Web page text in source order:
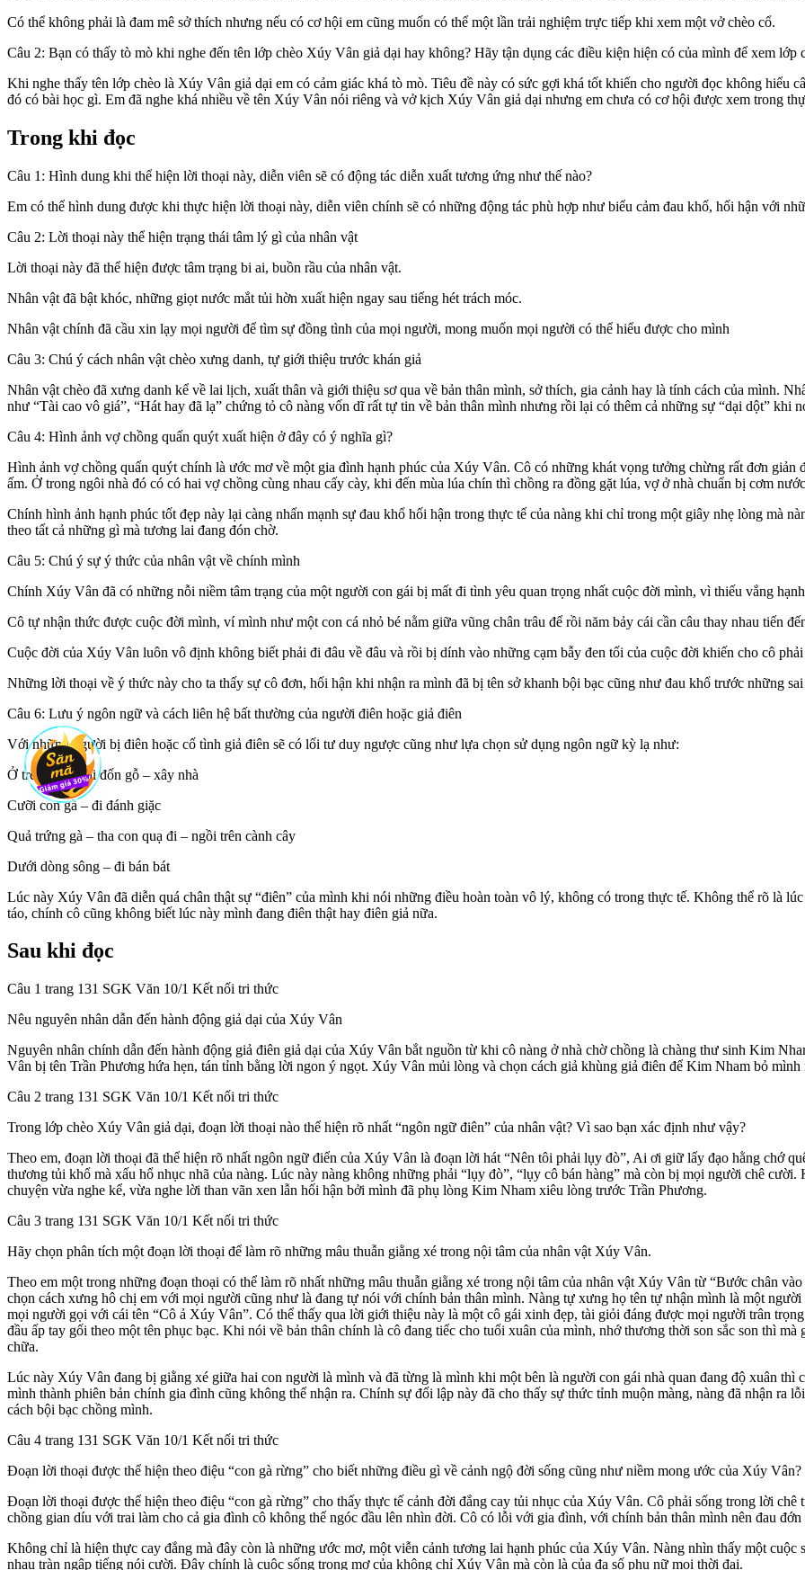
Có thể không phải là đam mê sở thích nhưng nếu có cơ hội em cũng muốn có thể một lần trải nghiệm trực tiếp khi xem một vở chèo cổ.
Câu 2: Bạn có thấy tò mò khi nghe đến tên lớp chèo Xúy Vân giả dại hay không? Hãy tận dụng các điều kiện hiện có của mình để xem
Khi nghe thấy tên lớp chèo là Xúy Vân giả dại em có cảm giác khá tò mò. Tiêu đề này có sức gợi khá tốt khiến cho người đọc không hiểu
đó có bài học gì. Em đã nghe khá nhiều về tên Xúy Vân nói riêng và vở kịch Xúy Vân giả dại nhưng em chưa có cơ hội được xem trong
Trong khi đọc
Câu 1: Hình dung khi thể hiện lời thoại này, diễn viên sẽ có động tác diễn xuất tương ứng như thế nào?
Em có thể hình dung được khi thực hiện lời thoại này, diễn viên chính sẽ có những động tác phù hợp như biểu cảm đau khổ, hối hận với
Câu 2: Lời thoại này thể hiện trạng thái tâm lý gì của nhân vật
Lời thoại này đã thể hiện được tâm trạng bi ai, buồn rầu của nhân vật.
Nhân vật đã bật khóc, những giọt nước mắt tủi hờn xuất hiện ngay sau tiếng hét trách móc.
Nhân vật chính đã cầu xin lạy mọi người để tìm sự đồng tình của mọi người, mong muốn mọi người có thể hiểu được cho mình
Câu 3: Chú ý cách nhân vật chèo xưng danh, tự giới thiệu trước khán giả
Nhân vật chèo đã xưng danh kể về lai lịch, xuất thân và giới thiệu sơ qua về bản thân mình, sở thích, gia cảnh hay là tính cách của mình.
như “Tài cao vô giá”, “Hát hay đã lạ” chứng tỏ cô nàng vốn dĩ rất tự tin về bản thân mình nhưng rồi lại có thêm cả những sự “dại dột” khi
Câu 4: Hình ảnh vợ chồng quấn quýt xuất hiện ở đây có ý nghĩa gì?
Hình ảnh vợ chồng quấn quýt chính là ước mơ về một gia đình hạnh phúc của Xúy Vân. Cô có những khát vọng tưởng chừng rất đơn
ấm. Ở trong ngôi nhà đó có có hai vợ chồng cùng nhau cấy cày, khi đến mùa lúa chín thì chồng ra đồng gặt lúa, vợ ở nhà chuẩn bị cơm
Chính hình ảnh hạnh phúc tốt đẹp này lại càng nhấn mạnh sự đau khổ hối hận trong thực tế của nàng khi chỉ trong một giây nhẹ lòng mà
theo tất cả những gì mà tương lai đang đón chờ.
Câu 5: Chú ý sự ý thức của nhân vật về chính mình
Chính Xúy Vân đã có những nỗi niềm tâm trạng của một người con gái bị mất đi tình yêu quan trọng nhất cuộc đời mình, vì thiếu vắng
Cô tự nhận thức được cuộc đời mình, ví mình như một con cá nhỏ bé nằm giữa vũng chân trâu để rồi năm bảy cái cần câu thay nhau tiến
Cuộc đời của Xúy Vân luôn vô định không biết phải đi đâu về đâu và rồi bị dính vào những cạm bẫy đen tối của cuộc đời khiến cho cô
Những lời thoại về ý thức này cho ta thấy sự cô đơn, hối hận khi nhận ra mình đã bị tên sở khanh bội bạc cũng như đau khổ trước những
Câu 6: Lưu ý ngôn ngữ và cách liên hệ bất thường của người điên hoặc giả điên
Với những người bị điên hoặc cố tình giả điên sẽ có lối tư duy ngược cũng như lựa chọn sử dụng ngôn ngữ kỳ lạ như:
Ở trên biển – đi đốn gỗ – xây nhà
Cưỡi con gà – đi đánh giặc
Quả trứng gà – tha con quạ đi – ngồi trên cành cây
Dưới dòng sông – đi bán bát
Lúc này Xúy Vân đã diễn quá chân thật sự “điên” của mình khi nói những điều hoàn toàn vô lý, không có trong thực tế. Không thể rõ là
táo, chính cô cũng không biết lúc này mình đang điên thật hay điên giả nữa.
Sau khi đọc
Câu 1 trang 131 SGK Văn 10/1 Kết nối tri thức
Nêu nguyên nhân dẫn đến hành động giả dại của Xúy Vân
Nguyên nhân chính dẫn đến hành động giả điên giả dại của Xúy Vân bắt nguồn từ khi cô nàng ở nhà chờ chồng là chàng thư sinh Kim
Vân bị tên Trần Phương hứa hẹn, tán tỉnh bằng lời ngon ý ngọt. Xúy Vân mủi lòng và chọn cách giả khùng giả điên để Kim Nham bỏ mình
Câu 2 trang 131 SGK Văn 10/1 Kết nối tri thức
Trong lớp chèo Xúy Vân giả dại, đoạn lời thoại nào thể hiện rõ nhất “ngôn ngữ điên” của nhân vật? Vì sao bạn xác định như vậy?
Theo em, đoạn lời thoại đã thể hiện rõ nhất ngôn ngữ điển của Xúy Vân là đoạn lời hát “Nên tôi phải lụy đò”, Ai ơi giữ lấy đạo hằng chớ
thương tủi khổ mà xấu hổ nhục nhã của nàng. Lúc này nàng không những phải “lụy đò”, “lụy cô bán hàng” mà còn bị mọi người chê
chuyện vừa nghe kể, vừa nghe lời than vãn xen lẫn hối hận bởi mình đã phụ lòng Kim Nham xiêu lòng trước Trần Phương.
Câu 3 trang 131 SGK Văn 10/1 Kết nối tri thức
Hãy chọn phân tích một đoạn lời thoại để làm rõ những mâu thuẫn giằng xé trong nội tâm của nhân vật Xúy Vân.
Theo em một trong những đoạn thoại có thể làm rõ nhất những mâu thuẫn giằng xé trong nội tâm của nhân vật Xúy Vân từ “Bước chân
chọn cách xưng hô chị em với mọi người cũng như là đang tự nói với chính bản thân mình. Nàng tự xưng họ tên tự nhận mình là một người
mọi người gọi với cái tên “Cô ả Xúy Vân”. Có thể thấy qua lời giới thiệu này là một cô gái xinh đẹp, tài giỏi đáng được mọi người trân
đầu ấp tay gối theo một tên phục bạc. Khi nói về bản thân chính là cô đang tiếc cho tuổi xuân của mình, nhớ thương thời son sắc son thì
chữa.
Lúc này Xúy Vân đang bị giằng xé giữa hai con người là mình và đã từng là mình khi một bên là người con gái nhà quan đang độ xuân
mình thành phiên bản chính gia đình cũng không thể nhận ra. Chính sự đối lập này đã cho thấy sự thức tỉnh muộn màng, nàng đã nhận ra
cách bội bạc chồng mình.
Câu 4 trang 131 SGK Văn 10/1 Kết nối tri thức
Đoạn lời thoại được thể hiện theo điệu “con gà rừng” cho biết những điều gì về cảnh ngộ đời sống cũng như niềm mong ước của Xúy Vân?
Đoạn lời thoại được thể hiện theo điệu “con gà rừng” cho thấy thực tế cảnh đời đắng cay tủi nhục của Xúy Vân. Cô phải sống trong lời
chồng gian díu với trai làm cho cả gia đình cô không thể ngóc đầu lên nhìn đời. Cô có lỗi với gia đình, với chính bản thân mình nên đau
Không chỉ là hiện thực cay đắng mà đây còn là những ước mơ, một viễn cảnh tương lai hạnh phúc của Xúy Vân. Nàng nhìn thấy một
nhau tràn ngập tiếng nói cười. Đây chính là cuộc sống trong mơ của không chỉ Xúy Vân mà còn là của đa số phụ nữ mọi thời đại.